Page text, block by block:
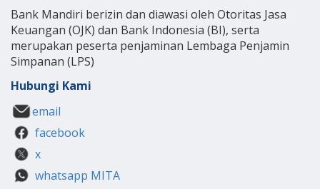
Bank Mandiri berizin dan diawasi oleh Otoritas Jasa
Keuangan (OJK) dan Bank Indonesia (BI), serta
merupakan peserta penjaminan Lembaga Penjamin
Simpanan (LPS)
Hubungi Kami
email
facebook
x
whatsapp MITA